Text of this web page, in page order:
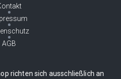
AGB
richten sich ausschließlich an